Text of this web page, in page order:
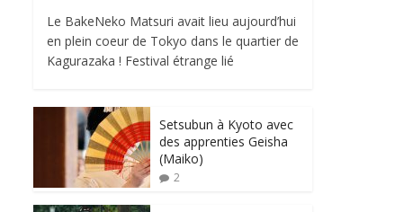
Le BakeNeko Matsuri avait lieu aujourd’hui
en plein coeur de Tokyo dans le quartier de
Kagurazaka ! Festival étrange lié
Setsubun à Kyoto avec
des apprenties Geisha
(Maiko)
2